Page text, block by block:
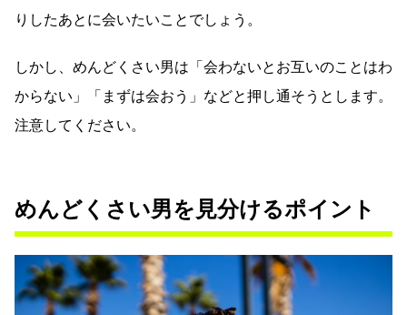
りしたあとに会いたいことでしょう。
しかし、めんどくさい男は「会わないとお互いのことはわ
からない」「まずは会おう」などと押し通そうとします。
注意してください。
めんどくさい男を見分けるポイント